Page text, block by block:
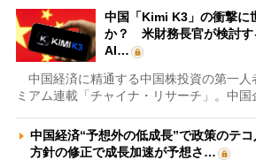
中国「Kimi K3」の衝撃に
か？ 米財務長官が検討す
AI…
中国経済に精通する中国株投資の第一人
ミアム連載「チャイナ・リサーチ」。中国
中国経済“予想外の低成長”で政策のテ
方針の修正で成長加速が予想さ…